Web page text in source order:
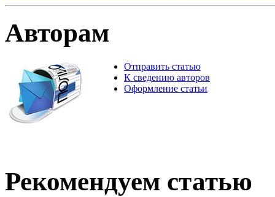
Авторам
Отправить статью
К сведению авторов
Оформление статьи
Рекомендуем статью